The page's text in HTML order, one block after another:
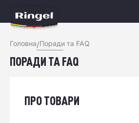
Головна/Поради та FAQ
ПОРАДИ ТА FAQ
ПРО ТОВАРИ